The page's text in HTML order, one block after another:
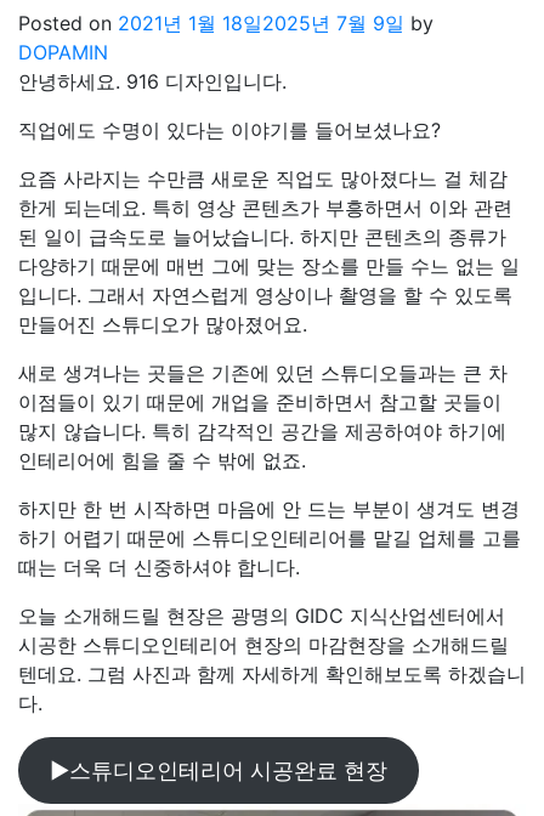
Posted on 2021년 1월 18일2025년 7월 9일 by
DOPAMIN
안녕하세요. 916 디자인입니다.
직업에도 수명이 있다는 이야기를 들어보셨나요?
요즘 사라지는 수만큼 새로운 직업도 많아졌다느 걸 체감
한게 되는데요. 특히 영상 콘텐츠가 부흥하면서 이와 관련
된 일이 급속도로 늘어났습니다. 하지만 콘텐츠의 종류가
다양하기 때문에 매번 그에 맞는 장소를 만들 수느 없는 일
입니다. 그래서 자연스럽게 영상이나 촬영을 할 수 있도록
만들어진 스튜디오가 많아졌어요.
새로 생겨나는 곳들은 기존에 있던 스튜디오들과는 큰 차
이점들이 있기 때문에 개업을 준비하면서 참고할 곳들이
많지 않습니다. 특히 감각적인 공간을 제공하여야 하기에
인테리어에 힘을 줄 수 밖에 없죠.
하지만 한 번 시작하면 마음에 안 드는 부분이 생겨도 변경
하기 어렵기 때문에 스튜디오인테리어를 맡길 업체를 고를
때는 더욱 더 신중하셔야 합니다.
오늘 소개해드릴 현장은 광명의 GIDC 지식산업센터에서
시공한 스튜디오인테리어 현장의 마감현장을 소개해드릴
텐데요. 그럼 사진과 함께 자세하게 확인해보도록 하겠습니
다.
▶스튜디오인테리어 시공완료 현장